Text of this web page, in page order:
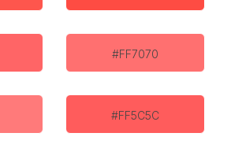
#FF7070
#FF5C5C